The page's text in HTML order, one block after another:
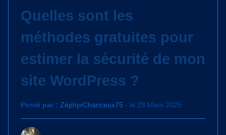
Quelles sont les
méthodes gratuites pour
estimer la sécurité de mon
site WordPress ?
Posté par : ZéphyrChanceux75 - le 28 Mars 2025